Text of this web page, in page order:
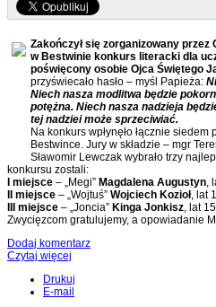
Zakończył się zorganizowany
w Bestwinie konkurs literacki dla
poświęcony osobie Ojca Świętego
przyświecało hasło – myśl Papieża:
Niech nasza modlitwa będzie
potężna. Niech nasza nadzieja
tej nadziei może sprzeciwiać.
Na konkurs wpłynęło łącznie
Bestwince. Jury w składzie – mgr
Sławomir Lewczak wybrało trzy
konkursu zostali:
I miejsce – „Megi” Magdalena Augustyn,
II miejsce – „Wojtuś” Wojciech Kozioł, lat
III miejsce – „Joncia” Kinga Jonkisz, lat
Zwycięzcom gratulujemy, a opowiadanie
Dodaj komentarz
Czytaj więcej
Drukuj
E-mail